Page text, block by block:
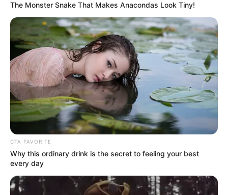
The Monster Snake That Makes Anacondas Look Tiny!
CTA FAVORITE
Why this ordinary drink is the secret to feeling your best
every day